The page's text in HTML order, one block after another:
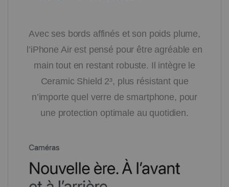
Avec ses bords affinés et son poids plume,
l’iPhone Air est pensé pour être agréable en
main tout en restant robuste. Il intègre le
Ceramic Shield 2³, plus résistant que
n’importe quel verre de smartphone, pour
une protection optimale au quotidien.